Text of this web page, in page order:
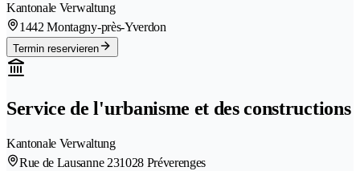
Kantonale Verwaltung
1442 Montagny-près-Yverdon
Termin reservieren
Service de l'urbanisme et des constructions
Kantonale Verwaltung
Rue de Lausanne 231028 Préverenges